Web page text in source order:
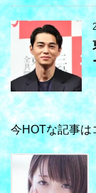
今HOTな記事は